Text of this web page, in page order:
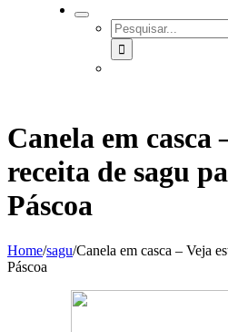
SEARCH
FOR:
Canela em casca
receita de sagu
Páscoa
Home/sagu/Canela em casca – Veja
Páscoa